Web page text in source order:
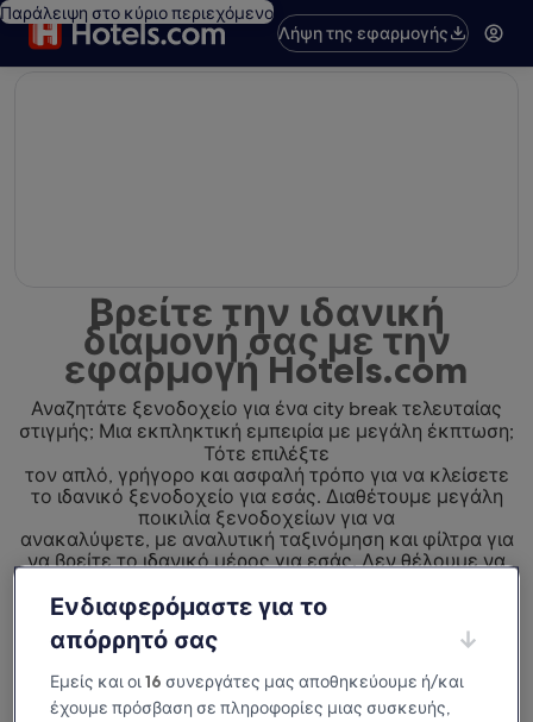
Παράλειψη στο κύριο περιεχόμενο
Λήψη της εφαρμογής
Βρείτε την ιδανική
διαμονή σας με την
εφαρμογή Hotels.com
Αναζητάτε ξενοδοχείο για ένα city break τελευταίας
στιγμής; Μια εκπληκτική εμπειρία με μεγάλη έκπτωση;
Τότε επιλέξτε
τον απλό, γρήγορο και ασφαλή τρόπο για να κλείσετε
το ιδανικό ξενοδοχείο για εσάς. Διαθέτουμε μεγάλη
ποικιλία ξενοδοχείων για να
ανακαλύψετε, με αναλυτική ταξινόμηση και φίλτρα για
να βρείτε το ιδανικό μέρος για εσάς. Δεν θέλουμε να
το μέρος που θα επιλέξετε για τη διαμονή σας.
Θέλουμε να το λατρέψετε.
Διαθέσιμη σε iOS και Android
Ενδιαφερόμαστε για το
απόρρητό σας
Εμείς και οι16 συνεργάτες μας αποθηκεύουμε ή/και
έχουμε πρόσβαση σε πληροφορίες μιας συσκευής,